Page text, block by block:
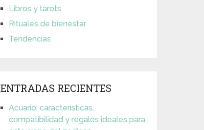
Libros y tarots
Rituales de bienestar
Tendencias
ENTRADAS RECIENTES
Acuario: características,
compatibilidad y regalos ideales para